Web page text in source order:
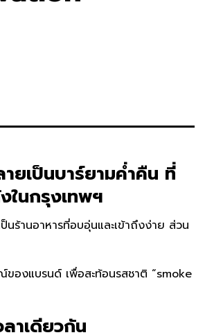
ยเป็นบาร์ยามค่ำคืน ที่
ในกรุงเทพฯ
ร้านอาหารที่อบอุ่นและเข้าถึงง่าย ส่วน
องแบรนด์ เพื่อสะท้อนรสชาติ “smoke
าเดียวกัน